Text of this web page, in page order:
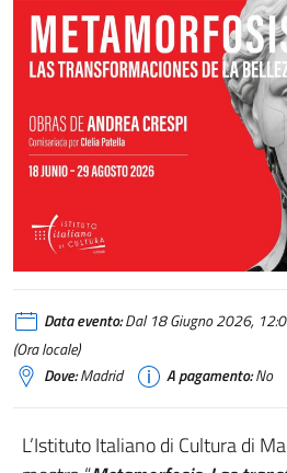
Data evento:Dal 18 Giugno 2026,
(Ora locale)
Dove:Madrid A pagamento:No
L’Istituto Italiano di Cultura di